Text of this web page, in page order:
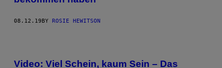
08.12.19 BY ROSIE HEWITSON
Video: Viel Schein, kaum Sein – Das